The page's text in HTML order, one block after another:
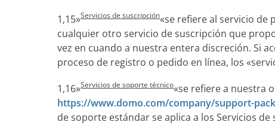
1,15»Servicios de suscripción«se refiere al servicio de
cualquier otro servicio de suscripción que
vez en cuando a nuestra entera discreción. Si
proceso de registro o pedido en línea, los
1,16»Servicios de soporte técnico«se refiere a nuestra
https://www.domo.com/company/support-
de soporte estándar se aplica a los Servicios de